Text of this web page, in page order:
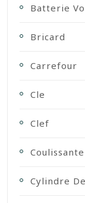
Batterie
Bricard
Carrefour
Cle
Clef
Coulissante
Cylindre